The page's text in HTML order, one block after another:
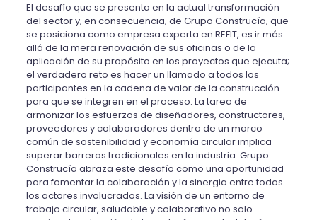
El desafío que se presenta en la actual transformación
del sector y, en consecuencia, de Grupo Construcía, que
se posiciona como empresa experta en REFIT, es ir más
allá de la mera renovación de sus oficinas o de la
aplicación de su propósito en los proyectos que ejecuta;
el verdadero reto es hacer un llamado a todos los
participantes en la cadena de valor de la construcción
para que se integren en el proceso. La tarea de
armonizar los esfuerzos de diseñadores, constructores,
proveedores y colaboradores dentro de un marco
común de sostenibilidad y economía circular implica
superar barreras tradicionales en la industria. Grupo
Construcía abraza este desafío como una oportunidad
para fomentar la colaboración y la sinergia entre todos
los actores involucrados. La visión de un entorno de
trabajo circular, saludable y colaborativo no solo